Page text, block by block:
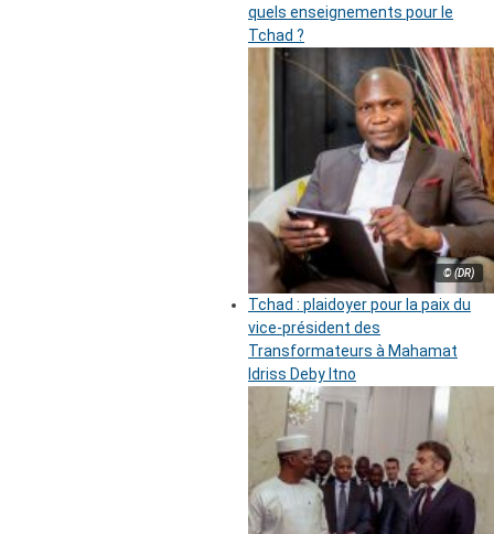
quels enseignements pour le
Tchad ?
© (DR)
Tchad : plaidoyer pour la paix du
vice-président des
Transformateurs à Mahamat
Idriss Deby Itno